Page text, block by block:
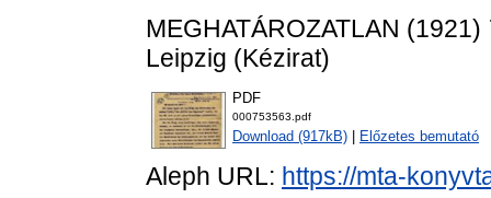
MEGHATÁROZATLAN (1921)
Leipzig (Kézirat)
PDF
000753563.pdf
Download (917kB) Előzetes bemutató
Aleph URL: https://mta-